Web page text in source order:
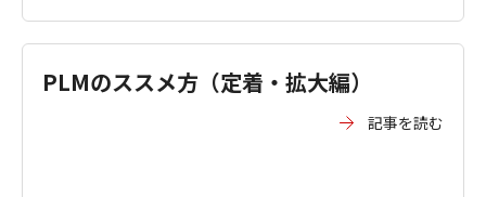
PLMのススメ方（定着・拡大編）
記事を読む